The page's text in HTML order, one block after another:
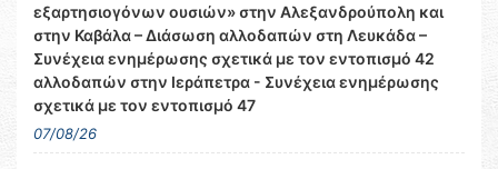
εξαρτησιογόνων ουσιών» στην Αλεξανδρούπολη και
στην Καβάλα – Διάσωση αλλοδαπών στη Λευκάδα –
Συνέχεια ενημέρωσης σχετικά με τον εντοπισμό 42
αλλοδαπών στην Ιεράπετρα - Συνέχεια ενημέρωσης
σχετικά με τον εντοπισμό 47
07/08/26